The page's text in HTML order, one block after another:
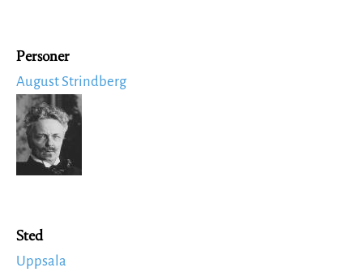
Personer
August Strindberg
Image
Sted
Uppsala